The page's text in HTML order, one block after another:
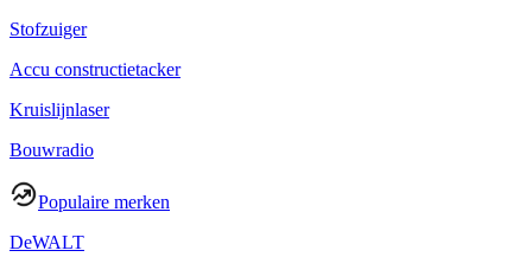
Stofzuiger
Accu constructietacker
Kruislijnlaser
Bouwradio
Populaire merken
DeWALT